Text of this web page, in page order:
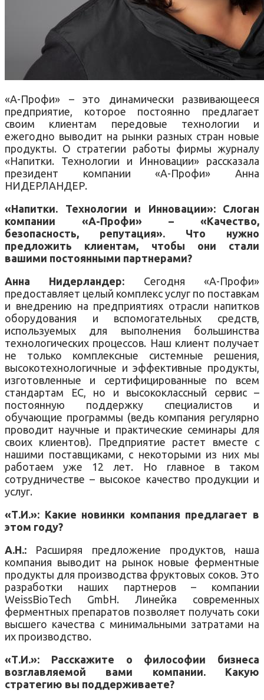
«А-Профи» – это динамически развивающееся
предприятие, которое постоянно предлагает
своим клиентам передовые технологии и
ежегодно выводит на рынки разных стран новые
продукты. О стратегии работы фирмы журналу
«Напитки. Технологии и Инновации» рассказала
президент компании «А-Профи» Анна
НИДЕРЛАНДЕР.
«Напитки. Технологии и Инновации»: Слоган
компании «А-Профи» – «Качество,
безопасность, репутация». Что нужно
предложить клиентам, чтобы они стали
вашими постоянными партнерами?
Анна Нидерландер: Сегодня «А-Профи»
предоставляет целый комплекс услуг по поставкам
и внедрению на предприятиях отрасли напитков
оборудования и вспомогательных средств,
используемых для выполнения большинства
технологических процессов. Наш клиент получает
не только комплексные системные решения,
высокотехнологичные и эффективные продукты,
изготовленные и сертифицированные по всем
стандартам ЕС, но и высококлассный сервис –
постоянную поддержку специалистов и
обучающие программы (ведь компания регулярно
проводит научные и практические семинары для
своих клиентов). Предприятие растет вместе с
нашими поставщиками, с некоторыми из них мы
работаем уже 12 лет. Но главное в таком
сотрудничестве – высокое качество продукции и
услуг.
«Т.И.»: Какие новинки компания предлагает в
этом году?
А.Н.: Расширяя предложение продуктов, наша
компания выводит на рынок новые ферментные
продукты для производства фруктовых соков. Это
разработки наших партнеров – компании
WeissBioTech GmbH. Линейка современных
ферментных препаратов позволяет получать соки
высшего качества с минимальными затратами на
их производство.
«Т.И.»: Расскажите о философии бизнеса
возглавляемой вами компании. Какую
стратегию вы поддерживаете?